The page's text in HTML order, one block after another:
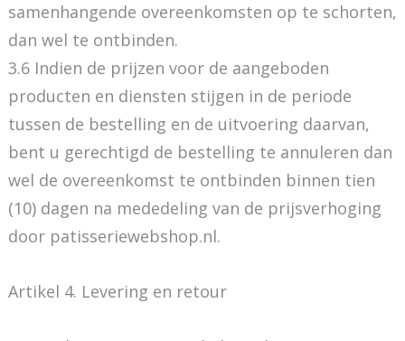
samenhangende overeenkomsten op te schorten,
dan wel te ontbinden.
3.6 Indien de prijzen voor de aangeboden
producten en diensten stijgen in de periode
tussen de bestelling en de uitvoering daarvan,
bent u gerechtigd de bestelling te annuleren dan
wel de overeenkomst te ontbinden binnen tien
(10) dagen na mededeling van de prijsverhoging
door patisseriewebshop.nl.
Artikel 4. Levering en retour